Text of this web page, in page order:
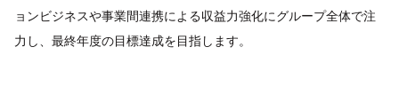
ョンビジネスや事業間連携による収益力強化にグループ全体で注
力し、最終年度の目標達成を目指します。